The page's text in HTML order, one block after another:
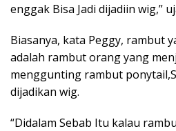
enggak Bisa Jadi dijadiin wig,”
Biasanya, kata Peggy, rambut
adalah rambut orang yang
menggunting rambut
dijadikan wig.
“Didalam Sebab Itu kalau